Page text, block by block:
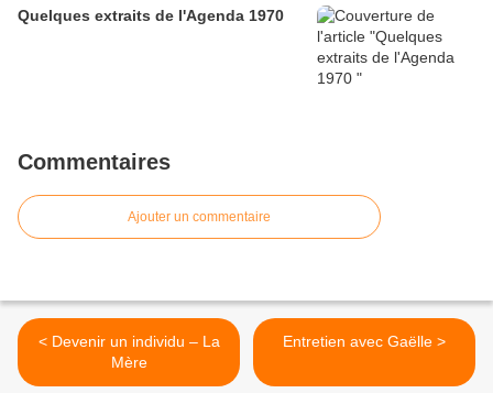
Quelques extraits de l'Agenda 1970
Commentaires
Ajouter un commentaire
< Devenir un individu – La
Mère
Entretien avec Gaëlle >